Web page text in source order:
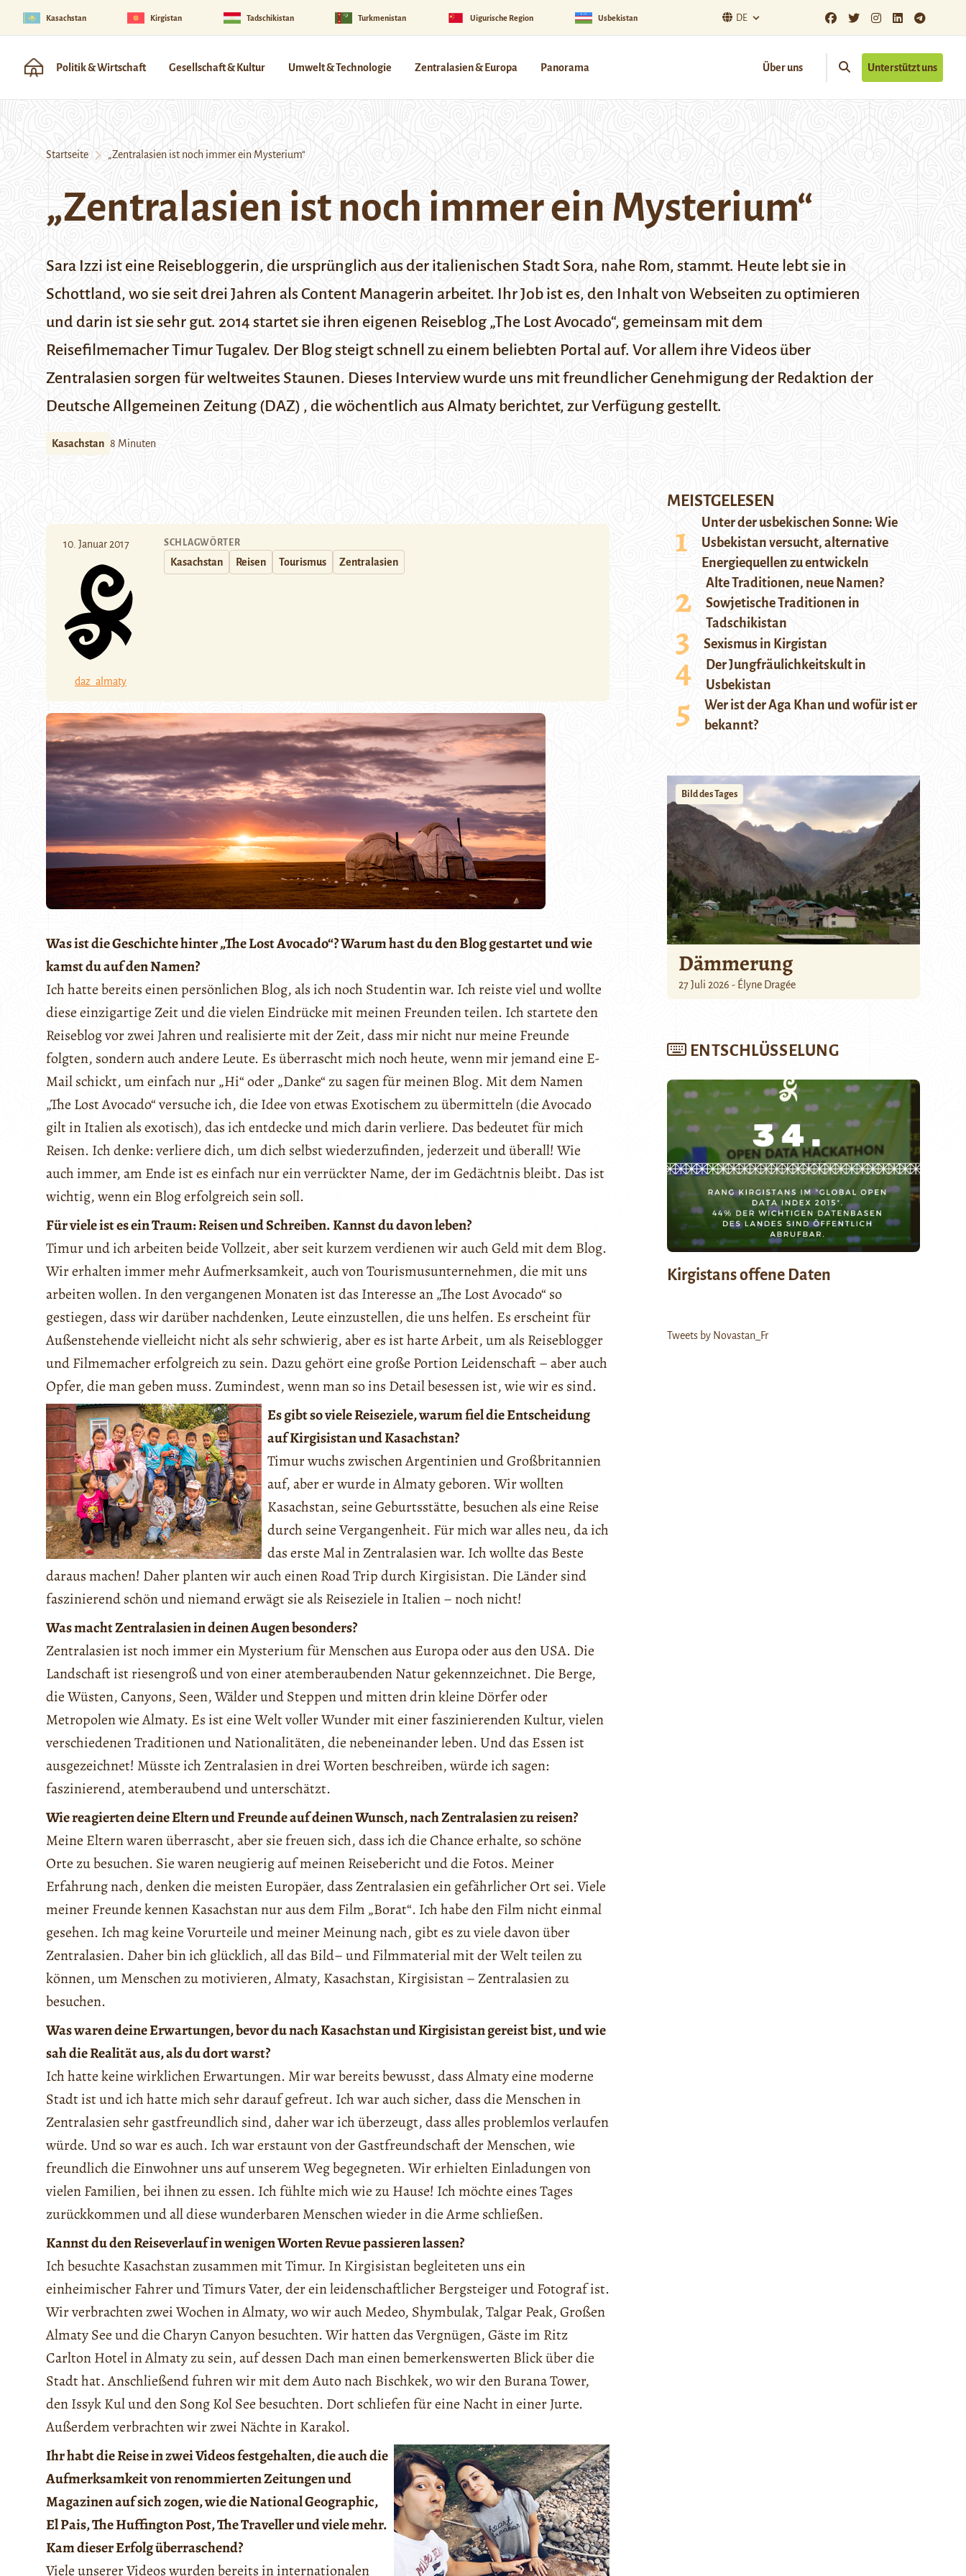
Kasachstan Kirgistan Tadschikistan Turkmenistan Uigurische Region Usbekistan DE
Politik & Wirtschaft Gesellschaft & Kultur Umwelt & Technologie Zentralasien & Europa Panorama Über uns Unterstützt uns
Startseite „Zentralasien ist noch immer ein Mysterium“
„Zentralasien ist noch immer ein Mysterium“
Sara Izzi ist eine Reisebloggerin, die ursprünglich aus der italienischen Stadt Sora, nahe Rom, stammt. Heute lebt sie in
Schottland, wo sie seit drei Jahren als Content Managerin arbeitet. Ihr Job ist es, den Inhalt von Webseiten zu optimieren
und darin ist sie sehr gut. 2014 startet sie ihren eigenen Reiseblog „The Lost Avocado“, gemeinsam mit dem
Reisefilmemacher Timur Tugalev. Der Blog steigt schnell zu einem beliebten Portal auf. Vor allem ihre Videos über
Zentralasien sorgen für weltweites Staunen. Dieses Interview wurde uns mit freundlicher Genehmigung der Redaktion der
Deutsche Allgemeinen Zeitung (DAZ) , die wöchentlich aus Almaty berichtet, zur Verfügung gestellt.
Kasachstan 8 Minuten
10. Januar 2017
daz_almaty
SCHLAGWÖRTER
Kasachstan Reisen Tourismus Zentralasien
Was ist die Geschichte hinter „The Lost Avocado“? Warum hast du den Blog gestartet und wie
kamst du auf den Namen?
Ich hatte bereits einen persönlichen Blog, als ich noch Studentin war. Ich reiste viel und wollte
diese einzigartige Zeit und die vielen Eindrücke mit meinen Freunden teilen. Ich startete den
Reiseblog vor zwei Jahren und realisierte mit der Zeit, dass mir nicht nur meine Freunde
folgten, sondern auch andere Leute. Es überrascht mich noch heute, wenn mir jemand eine E-
Mail schickt, um einfach nur „Hi“ oder „Danke“ zu sagen für meinen Blog. Mit dem Namen
„The Lost Avocado“ versuche ich, die Idee von etwas Exotischem zu übermitteln (die Avocado
gilt in Italien als exotisch), das ich entdecke und mich darin verliere. Das bedeutet für mich
Reisen. Ich denke: verliere dich, um dich selbst wiederzufinden, jederzeit und überall! Wie
auch immer, am Ende ist es einfach nur ein verrückter Name, der im Gedächtnis bleibt. Das ist
wichtig, wenn ein Blog erfolgreich sein soll.
Für viele ist es ein Traum: Reisen und Schreiben. Kannst du davon leben?
Timur und ich arbeiten beide Vollzeit, aber seit kurzem verdienen wir auch Geld mit dem Blog.
Wir erhalten immer mehr Aufmerksamkeit, auch von Tourismusunternehmen, die mit uns
arbeiten wollen. In den vergangenen Monaten ist das Interesse an „The Lost Avocado“ so
gestiegen, dass wir darüber nachdenken, Leute einzustellen, die uns helfen. Es erscheint für
Außenstehende vielleicht nicht als sehr schwierig, aber es ist harte Arbeit, um als Reiseblogger
und Filmemacher erfolgreich zu sein. Dazu gehört eine große Portion Leidenschaft – aber auch
Opfer, die man geben muss. Zumindest, wenn man so ins Detail besessen ist, wie wir es sind.
Es gibt so viele Reiseziele, warum fiel die Entscheidung
auf Kirgisistan und Kasachstan?
Timur wuchs zwischen Argentinien und Großbritannien
auf, aber er wurde in Almaty geboren. Wir wollten
Kasachstan, seine Geburtsstätte, besuchen als eine Reise
durch seine Vergangenheit. Für mich war alles neu, da ich
das erste Mal in Zentralasien war. Ich wollte das Beste
daraus machen! Daher planten wir auch einen Road Trip durch Kirgisistan. Die Länder sind
faszinierend schön und niemand erwägt sie als Reiseziele in Italien – noch nicht!
Was macht Zentralasien in deinen Augen besonders?
Zentralasien ist noch immer ein Mysterium für Menschen aus Europa oder aus den USA. Die
Landschaft ist riesengroß und von einer atemberaubenden Natur gekennzeichnet. Die Berge,
die Wüsten, Canyons, Seen, Wälder und Steppen und mitten drin kleine Dörfer oder
Metropolen wie Almaty. Es ist eine Welt voller Wunder mit einer faszinierenden Kultur, vielen
verschiedenen Traditionen und Nationalitäten, die nebeneinander leben. Und das Essen ist
ausgezeichnet! Müsste ich Zentralasien in drei Worten beschreiben, würde ich sagen:
faszinierend, atemberaubend und unterschätzt.
Wie reagierten deine Eltern und Freunde auf deinen Wunsch, nach Zentralasien zu reisen?
Meine Eltern waren überrascht, aber sie freuen sich, dass ich die Chance erhalte, so schöne
Orte zu besuchen. Sie waren neugierig auf meinen Reisebericht und die Fotos. Meiner
Erfahrung nach, denken die meisten Europäer, dass Zentralasien ein gefährlicher Ort sei. Viele
meiner Freunde kennen Kasachstan nur aus dem Film „Borat“. Ich habe den Film nicht einmal
gesehen. Ich mag keine Vorurteile und meiner Meinung nach, gibt es zu viele davon über
Zentralasien. Daher bin ich glücklich, all das Bild– und Filmmaterial mit der Welt teilen zu
können, um Menschen zu motivieren, Almaty, Kasachstan, Kirgisistan – Zentralasien zu
besuchen.
Was waren deine Erwartungen, bevor du nach Kasachstan und Kirgisistan gereist bist, und wie
sah die Realität aus, als du dort warst?
Ich hatte keine wirklichen Erwartungen. Mir war bereits bewusst, dass Almaty eine moderne
Stadt ist und ich hatte mich sehr darauf gefreut. Ich war auch sicher, dass die Menschen in
Zentralasien sehr gastfreundlich sind, daher war ich überzeugt, dass alles problemlos verlaufen
würde. Und so war es auch. Ich war erstaunt von der Gastfreundschaft der Menschen, wie
freundlich die Einwohner uns auf unserem Weg begegneten. Wir erhielten Einladungen von
vielen Familien, bei ihnen zu essen. Ich fühlte mich wie zu Hause! Ich möchte eines Tages
zurückkommen und all diese wunderbaren Menschen wieder in die Arme schließen.
Kannst du den Reiseverlauf in wenigen Worten Revue passieren lassen?
Ich besuchte Kasachstan zusammen mit Timur. In Kirgisistan begleiteten uns ein
einheimischer Fahrer und Timurs Vater, der ein leidenschaftlicher Bergsteiger und Fotograf ist.
Wir verbrachten zwei Wochen in Almaty, wo wir auch Medeo, Shymbulak, Talgar Peak, Großen
Almaty See und die Charyn Canyon besuchten. Wir hatten das Vergnügen, Gäste im Ritz
Carlton Hotel in Almaty zu sein, auf dessen Dach man einen bemerkenswerten Blick über die
Stadt hat. Anschließend fuhren wir mit dem Auto nach Bischkek, wo wir den Burana Tower,
den Issyk Kul und den Song Kol See besuchten. Dort schliefen für eine Nacht in einer Jurte.
Außerdem verbrachten wir zwei Nächte in Karakol.
Ihr habt die Reise in zwei Videos festgehalten, die auch die
Aufmerksamkeit von renommierten Zeitungen und
Magazinen auf sich zogen, wie die National Geographic,
El Pais, The Huffington Post, The Traveller und viele mehr.
Kam dieser Erfolg überraschend?
Viele unserer Videos wurden bereits in internationalen
MEISTGELESEN
Unter der usbekischen Sonne: Wie
Usbekistan versucht, alternative
Energiequellen zu entwickeln
Alte Traditionen, neue Namen?
Sowjetische Traditionen in
Tadschikistan
Sexismus in Kirgistan
Der Jungfräulichkeitskult in
Usbekistan
Wer ist der Aga Khan und wofür ist er
bekannt?
Bild des Tages
Dämmerung
27 Juli 2026 - Élyne Dragée
ENTSCHLÜSSELUNG
Kirgistans offene Daten
Tweets by Novastan_Fr